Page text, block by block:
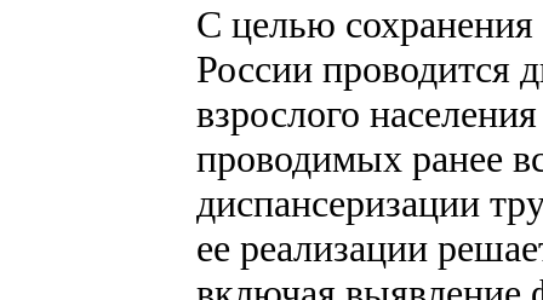
С целью сохранения
России проводится
взрослого
проводимых ранее
диспансеризации
ее реализации